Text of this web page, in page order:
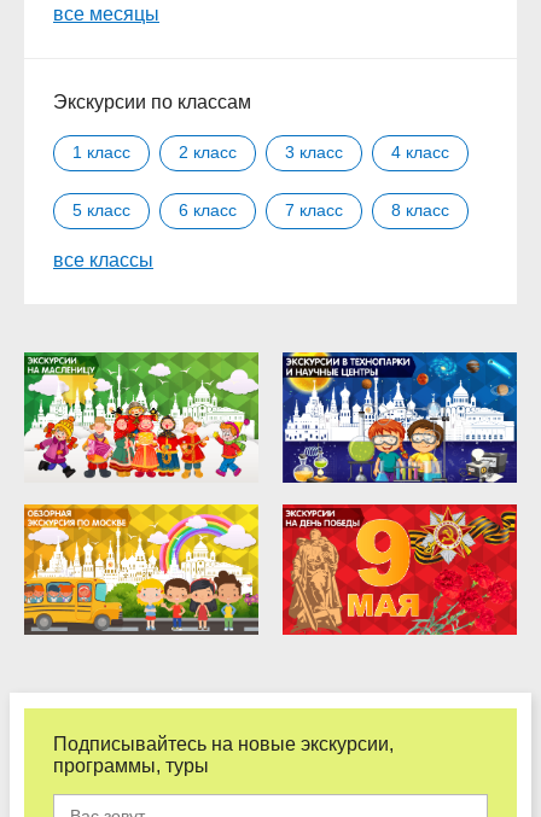
Сентябрь
все месяцы
Экскурсии по классам
1 класс 2 класс 3 класс 4 класс
5 класс 6 класс 7 класс 8 класс
9 класс
все классы
Подписывайтесь на новые экскурсии,
программы, туры